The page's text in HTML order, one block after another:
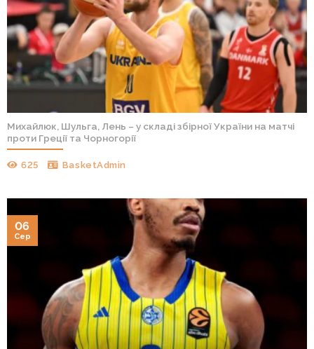
Михайлюк, Шульга, Лень – у складі збірної України на матчі
проти Греції та Чорногорії
625 BasketAdmin
06
Сер